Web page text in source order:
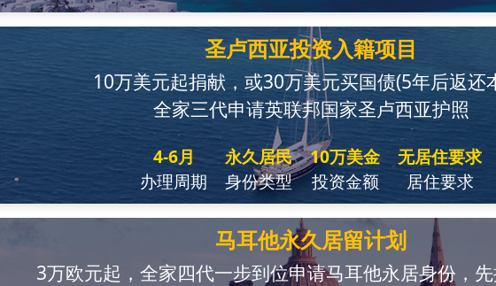
圣卢西亚投资入籍项目
10万美元起捐献，或30万美元买国债(5年后返还
全家三代申请英联邦国家圣卢西亚护照
4-6月
办理周期
永久居民
身份类型
10万美金
投资金额
无居住要求
居住要求
马耳他永久居留计划
3万欧元起，全家四代一步到位申请马耳他永居身份，